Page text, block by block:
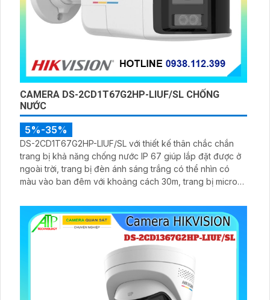
CAMERA DS-2CD1T67G2HP-LIUF/SL CHỐNG
NƯỚC
5%-35%
DS-2CD1T67G2HP-LIUF/SL với thiết kế thân chắc chắn
trang bị khả năng chống nước IP 67 giúp lắp đặt được ở
ngoài trời, trang bị đèn ánh sáng trắng có thể nhìn có
màu vào ban đêm với khoảng cách 30m, trang bị micro